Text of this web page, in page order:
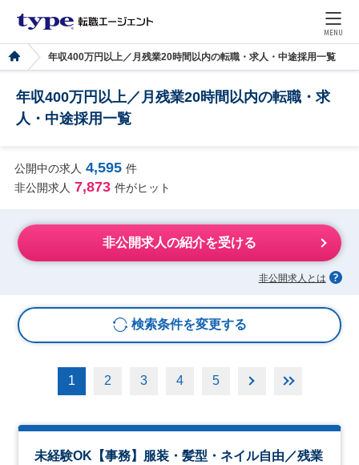
MENU
年収400万円以上／月残業20時間以内の転職・求人・中途採用一覧
年収400万円以上／月残業20時間以内の転職・求
人・中途採用一覧
公開中の求人 4,595 件
非公開求人 7,873 件がヒット
非公開求人の紹介を受ける
非公開求人とは
検索条件を変更する
1 2 3 4 5
未経験OK【事務】服装・髪型・ネイル自由／残業